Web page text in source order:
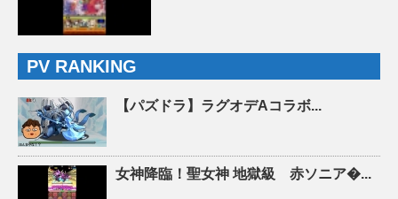
PV RANKING
【パズドラ】ラグオデAコラボ...
女神降臨！聖女神 地獄級 赤ソニア�...